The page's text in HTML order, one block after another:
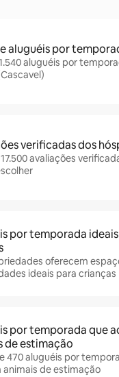
aluguéis por
aluguéis por
verificadas dos
avaliações
por temporada
oferecem
ideais para crianças
por temporada que
de estimação
470 aluguéis por
de estimação